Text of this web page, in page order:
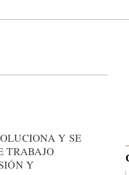
Y SE
TRABAJO
Y